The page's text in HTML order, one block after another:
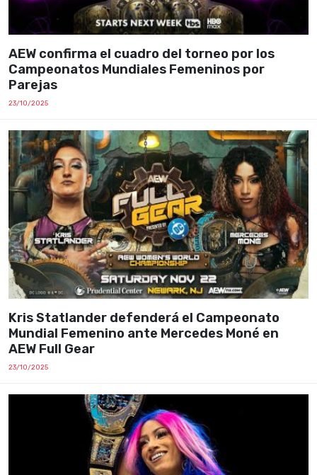
AEW confirma el cuadro del torneo por los
Campeonatos Mundiales Femeninos por
Parejas
23/10/2025
Kris Statlander defenderá el Campeonato
Mundial Femenino ante Mercedes Moné en
AEW Full Gear
23/10/2025